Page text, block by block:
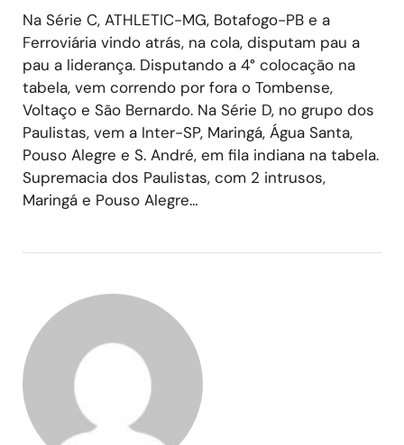
Na Série C, ATHLETIC-MG, Botafogo-PB e a
Ferroviária vindo atrás, na cola, disputam pau a
pau a liderança. Disputando a 4° colocação na
tabela, vem correndo por fora o Tombense,
Voltaço e São Bernardo. Na Série D, no grupo dos
Paulistas, vem a Inter-SP, Maringá, Água Santa,
Pouso Alegre e S. André, em fila indiana na tabela.
Supremacia dos Paulistas, com 2 intrusos,
Maringá e Pouso Alegre…